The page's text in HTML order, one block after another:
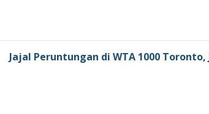
Jajal Peruntungan di WTA 1000